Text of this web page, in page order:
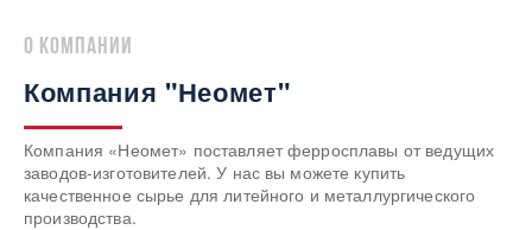
о компании
Компания "Неомет"
Компания «Неомет» поставляет ферросплавы от ведущих
заводов-изготовителей. У нас вы можете купить
качественное сырье для литейного и металлургического
производства.